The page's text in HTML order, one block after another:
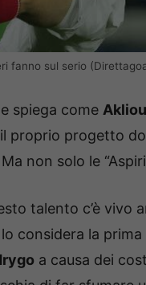
fanno sul serio
spiega come
proprio progetto
non solo le
talento c’è vivo
considera la
a causa dei